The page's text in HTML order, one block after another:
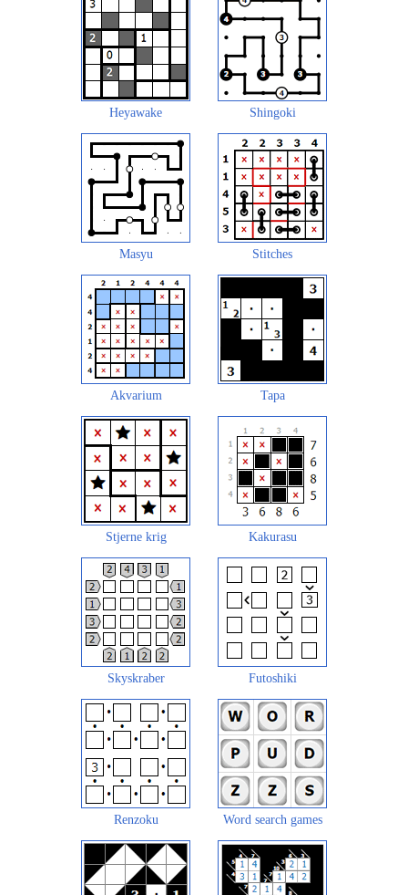
Heyawake Shingoki
Masyu Stitches
Akvarium Tapa
Stjerne krig Kakurasu
Skyskraber Futoshiki
Renzoku Word search games